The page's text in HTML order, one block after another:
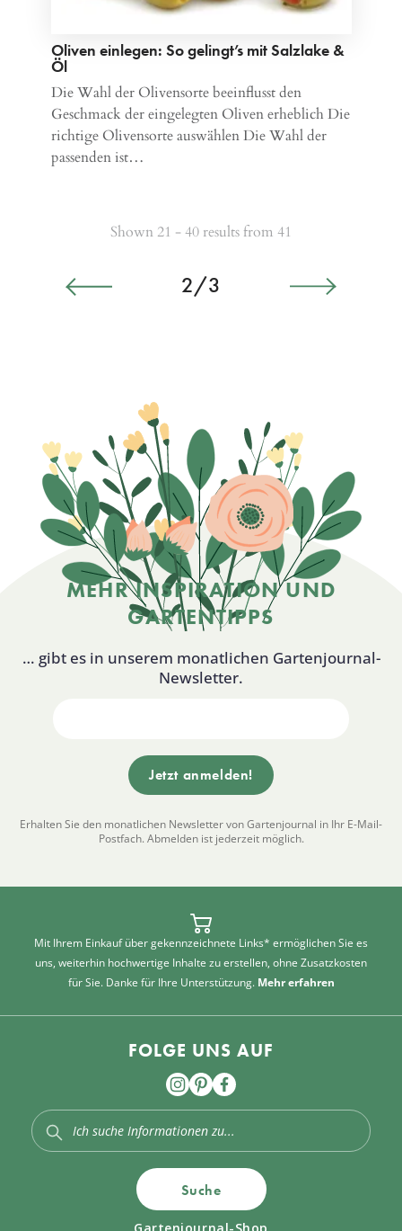
Oliven einlegen: So gelingt’s mit Salzlake &
Öl
Die Wahl der Olivensorte beeinflusst den
Geschmack der eingelegten Oliven erheblich Die
richtige Olivensorte auswählen Die Wahl der
passenden ist…
Shown 21 - 40 results from 41
2/3
MEHR INSPIRATION UND
GARTENTIPPS
… gibt es in unserem monatlichen Gartenjournal-
Newsletter.
Erhalten Sie den monatlichen Newsletter von Gartenjournal in Ihr E-Mail-
Postfach. Abmelden ist jederzeit möglich.
Mit Ihrem Einkauf über gekennzeichnete Links* ermöglichen Sie es
uns, weiterhin hochwertige Inhalte zu erstellen, ohne Zusatzkosten
für Sie. Danke für Ihre Unterstützung. Mehr erfahren
FOLGE UNS AUF
Suche